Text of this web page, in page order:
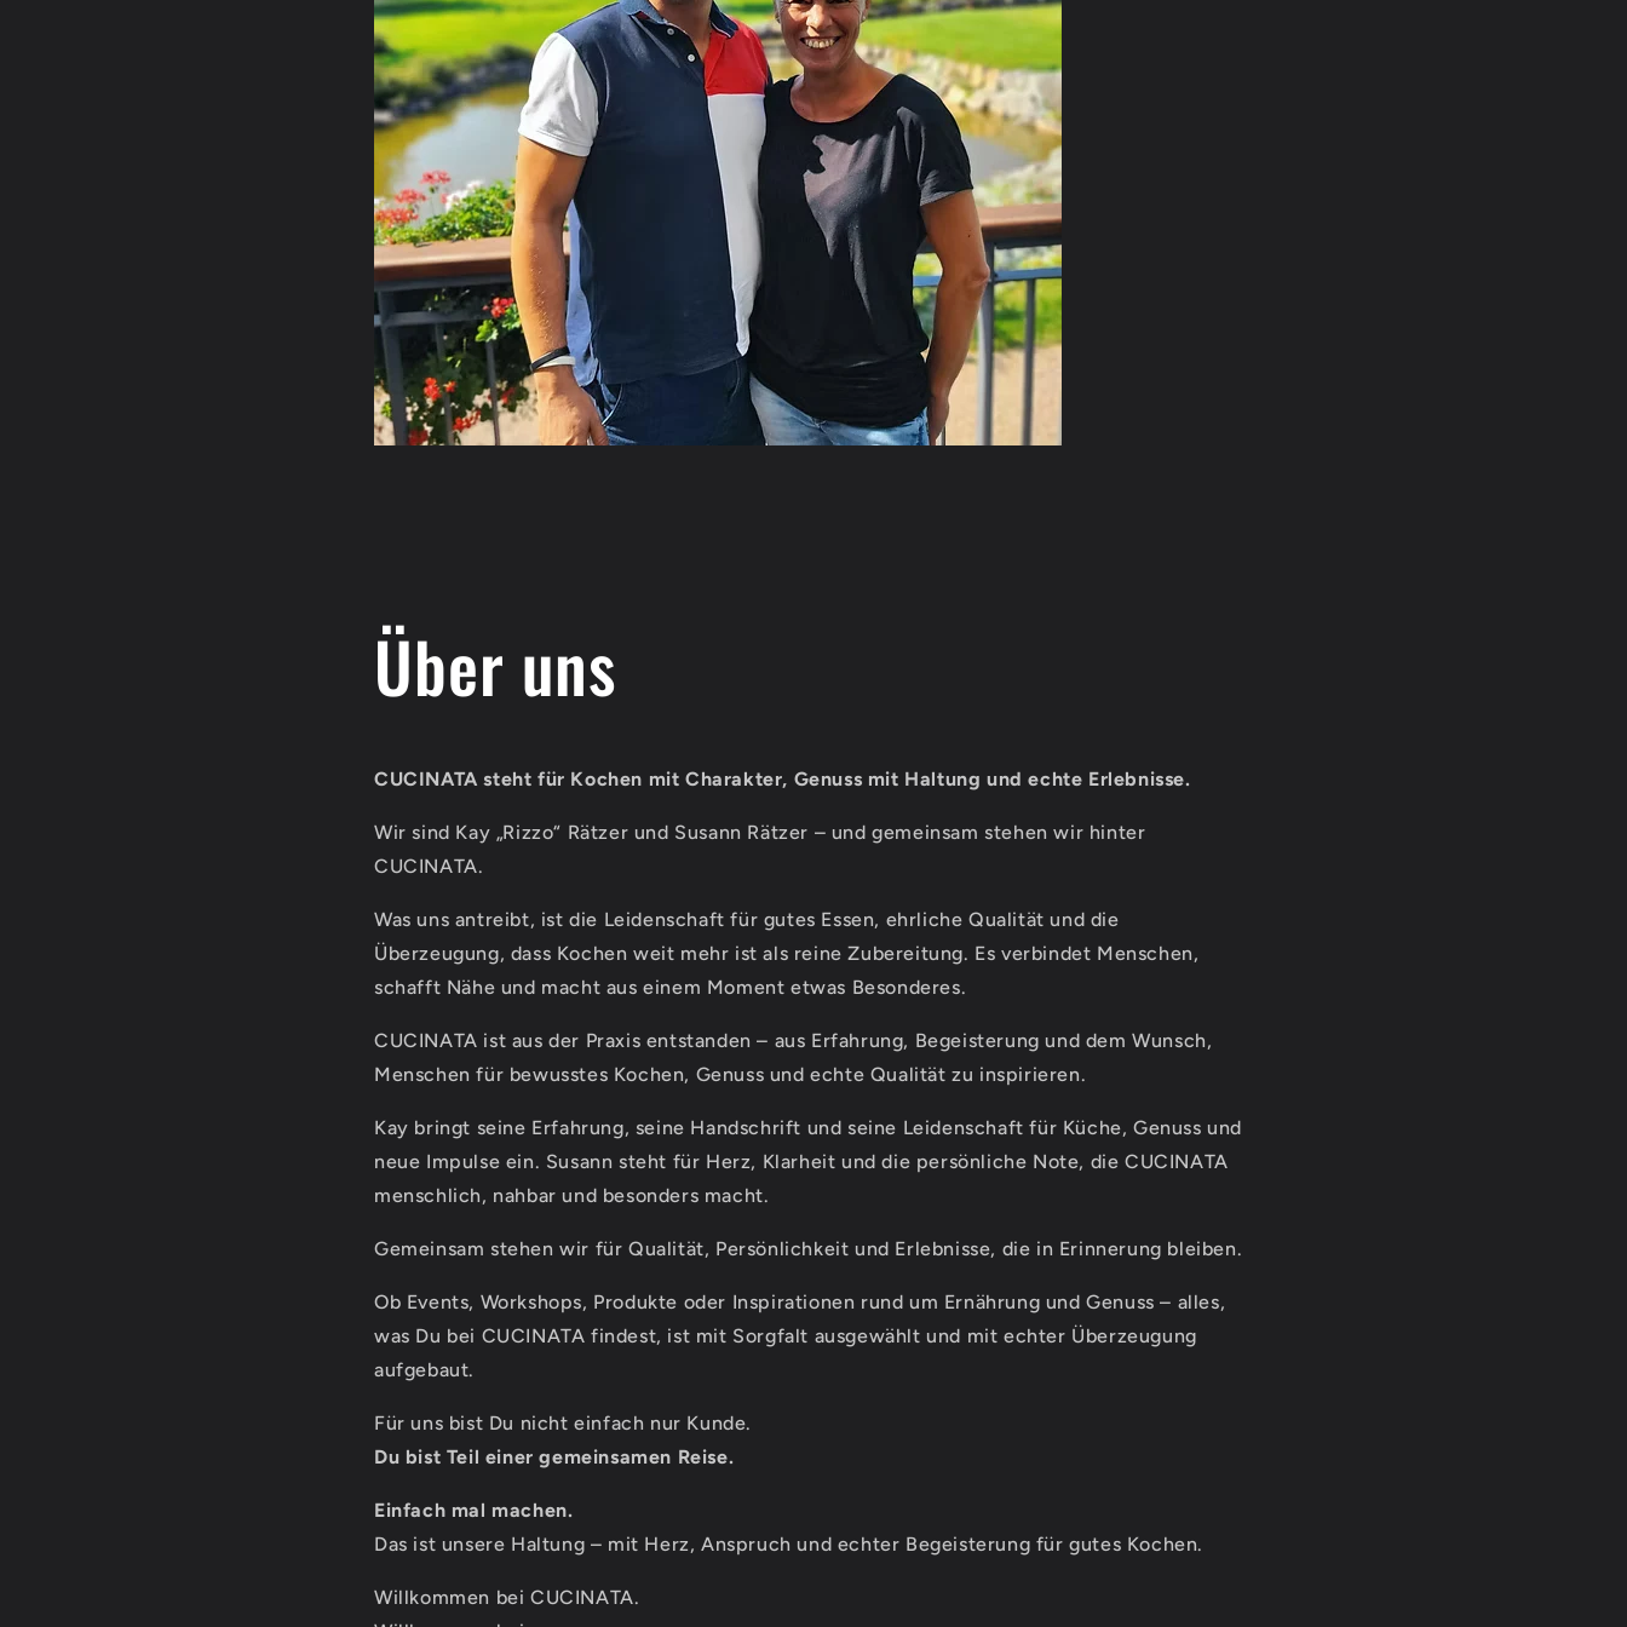
Über uns
CUCINATA steht für Kochen mit Charakter, Genuss mit Haltung und echte Erlebnisse.
Wir sind Kay „Rizzo“ Rätzer und Susann Rätzer – und gemeinsam stehen wir hinter
CUCINATA.
Was uns antreibt, ist die Leidenschaft für gutes Essen, ehrliche Qualität und die
Überzeugung, dass Kochen weit mehr ist als reine Zubereitung. Es verbindet Menschen,
schafft Nähe und macht aus einem Moment etwas Besonderes.
CUCINATA ist aus der Praxis entstanden – aus Erfahrung, Begeisterung und dem Wunsch,
Menschen für bewusstes Kochen, Genuss und echte Qualität zu inspirieren.
Kay bringt seine Erfahrung, seine Handschrift und seine Leidenschaft für Küche, Genuss und
neue Impulse ein. Susann steht für Herz, Klarheit und die persönliche Note, die CUCINATA
menschlich, nahbar und besonders macht.
Gemeinsam stehen wir für Qualität, Persönlichkeit und Erlebnisse, die in Erinnerung bleiben.
Ob Events, Workshops, Produkte oder Inspirationen rund um Ernährung und Genuss – alles,
was Du bei CUCINATA findest, ist mit Sorgfalt ausgewählt und mit echter Überzeugung
aufgebaut.
Für uns bist Du nicht einfach nur Kunde.
Du bist Teil einer gemeinsamen Reise.
Einfach mal machen.
Das ist unsere Haltung – mit Herz, Anspruch und echter Begeisterung für gutes Kochen.
Willkommen bei CUCINATA.